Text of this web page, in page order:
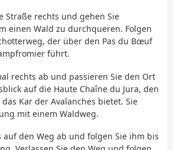
Straße rechts und gehen Sie
einen Wald zu durchqueren. Folgen
der über den Pas du Bœuf
führt.
rechts ab und passieren Sie den Ort
auf die Haute Chaîne du Jura, den
Kar der Avalanches bietet. Sie
mit einem Waldweg.
auf den Weg ab und folgen Sie ihm bis